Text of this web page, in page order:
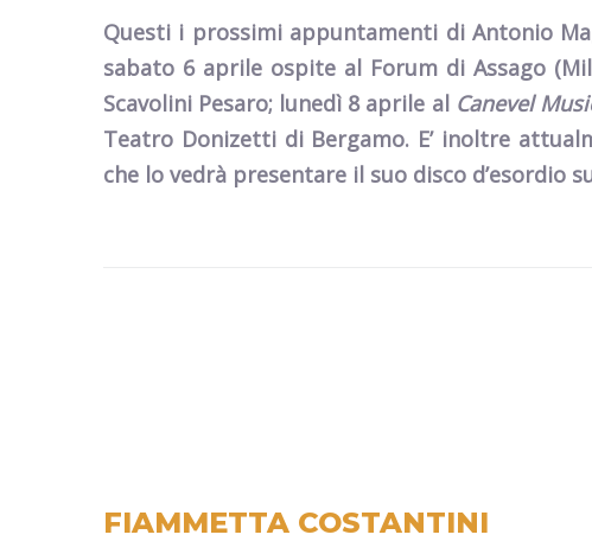
Questi i prossimi appuntamenti di Antonio
sabato 6 aprile ospite al Forum di Assago
Scavolini Pesaro; lunedì 8 aprile al Canevel
Teatro Donizetti di Bergamo. E’ inoltre
che lo vedrà presentare il suo disco d’esordio
FIAMMETTA COSTANTINI